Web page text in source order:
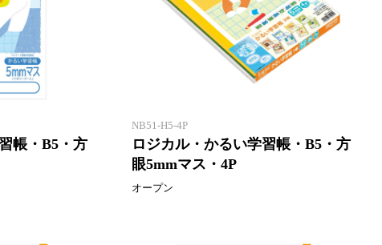
帳・B5・方
「エアー用紙」を使用したロジカ
NB51-H5-4P
ロジカル・かるい学習帳・B5・方
眼5mmマス・4P
オープン